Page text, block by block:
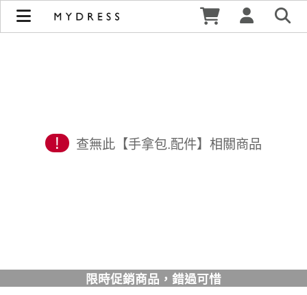
修身洋裝發熱衣小可愛 韓國牛仔褲穿搭都在 - MYDRESS 時裳
韓風 | MYDRESS 時裳韓風
! 查無此【手拿包.配件】相關商品
限時促銷商品，錯過可惜